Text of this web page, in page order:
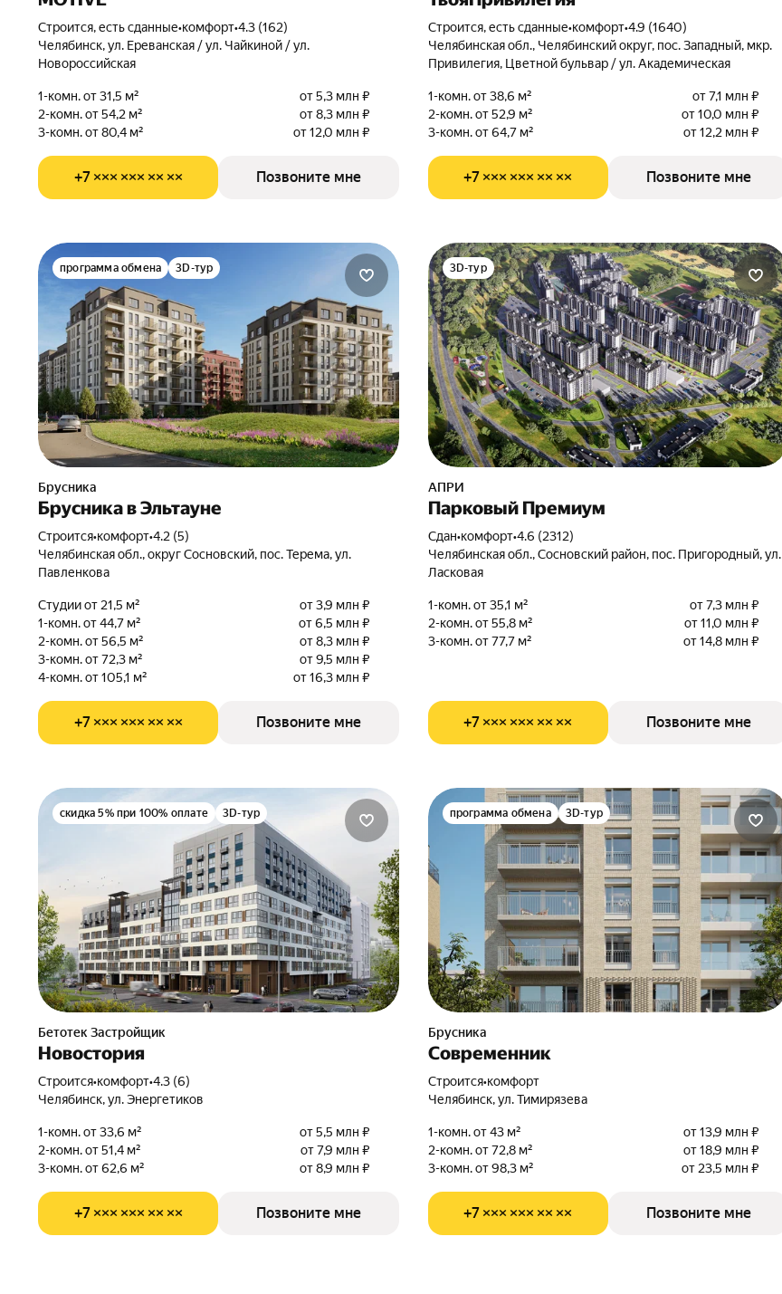
Строится, есть сданные•комфорт•4.3 (162)
Челябинск, ул. Ереванская / ул. Чайкиной / ул.
Новороссийская
1-комн. от 31,5 м²
от 5,3 млн ₽
2-комн. от 54,2 м²
от 8,3 млн ₽
3-комн. от 80,4 м²
от 12,0 млн ₽
+7 ××× ××× ×× ×× Позвоните мне
Строится, есть сданные•комфорт•4.9 (1640)
Челябинская обл., Челябинский округ, пос. Западный, мкр.
Привилегия, Цветной бульвар / ул. Академическая
1-комн. от 38,6 м²
от 7,1 млн ₽
2-комн. от 52,9 м²
от 10,0 млн ₽
3-комн. от 64,7 м²
от 12,2 млн ₽
+7 ××× ××× ×× ×× Позвоните мне
программа обмена 3D-тур
Брусника
Брусника в Эльтауне
Строится•комфорт•4.2 (5)
Челябинская обл., округ Сосновский, пос. Терема, ул.
Павленкова
Студии от 21,5 м²
от 3,9 млн ₽
1-комн. от 44,7 м²
от 6,5 млн ₽
2-комн. от 56,5 м²
от 8,3 млн ₽
3-комн. от 72,3 м²
от 9,5 млн ₽
4-комн. от 105,1 м²
от 16,3 млн ₽
+7 ××× ××× ×× ×× Позвоните мне
3D-тур
АПРИ
Парковый Премиум
Сдан•комфорт•4.6 (2312)
Челябинская обл., Сосновский район, пос. Пригородный, ул.
Ласковая
1-комн. от 35,1 м²
от 7,3 млн ₽
2-комн. от 55,8 м²
от 11,0 млн ₽
3-комн. от 77,7 м²
от 14,8 млн ₽
+7 ××× ××× ×× ×× Позвоните мне
скидка 5% при 100% оплате 3D-тур
Бетотек Застройщик
Новостория
Строится•комфорт•4.3 (6)
Челябинск, ул. Энергетиков
1-комн. от 33,6 м²
от 5,5 млн ₽
2-комн. от 51,4 м²
от 7,9 млн ₽
3-комн. от 62,6 м²
от 8,9 млн ₽
+7 ××× ××× ×× ×× Позвоните мне
программа обмена 3D-тур
Брусника
Современник
Строится•комфорт
Челябинск, ул. Тимирязева
1-комн. от 43 м²
от 13,9 млн ₽
2-комн. от 72,8 м²
от 18,9 млн ₽
3-комн. от 98,3 м²
от 23,5 млн ₽
+7 ××× ××× ×× ×× Позвоните мне